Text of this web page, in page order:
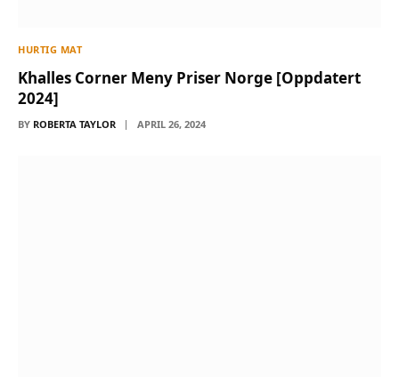
HURTIG MAT
Khalles Corner Meny Priser Norge [Oppdatert
2024]
BY ROBERTA TAYLOR APRIL 26, 2024